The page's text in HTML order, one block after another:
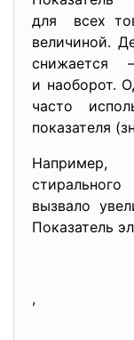
для всех
величиной.
снижается
и наоборот.
часто
показателя
вызвало
Показатель
,